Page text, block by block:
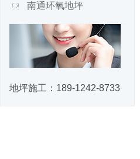
南通环氧地坪
地坪施工： 189-1242-8733